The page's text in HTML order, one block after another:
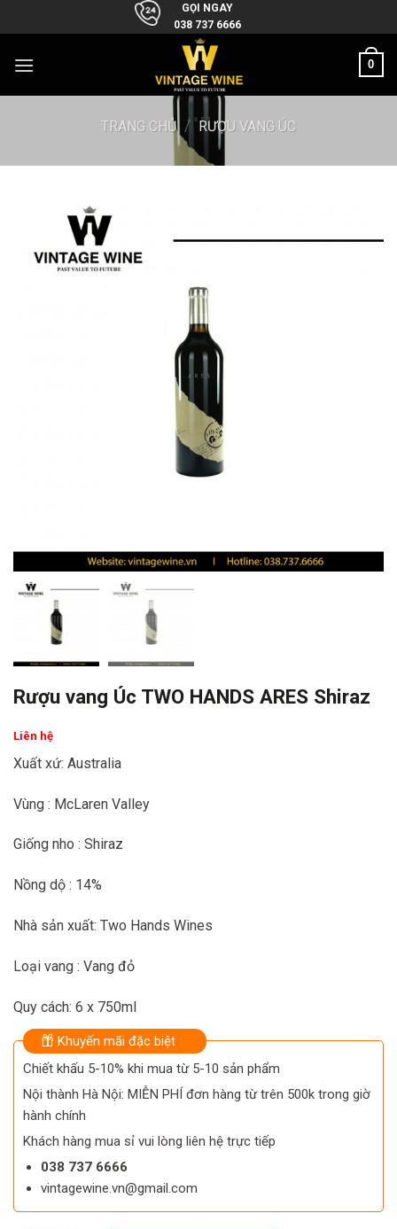
to
GỌI NGAY
038 737 6666
0
TRANG CHỦ / RƯỢU VANG ÚC
Rượu vang Úc TWO HANDS ARES Shiraz
Liên hệ
Xuất xứ: Australia
Vùng : McLaren Valley
Giống nho : Shiraz
Nồng dộ : 14%
Nhà sản xuất: Two Hands Wines
Loại vang : Vang đỏ
Quy cách: 6 x 750ml
Khuyến mãi đặc biệt
Chiết khấu 5-10% khi mua từ 5-10 sản phẩm
Nội thành Hà Nội: MIỄN PHÍ đơn hàng từ trên 500k trong giờ
hành chính
Khách hàng mua sỉ vui lòng liên hệ trực tiếp
038 737 6666
vintagewine.vn@gmail.com